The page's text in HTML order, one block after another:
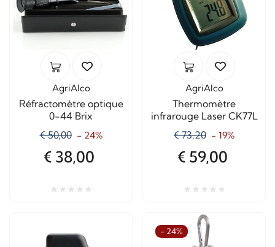
AgriAlco
Réfractomètre optique
0-44 Brix
€ 50,00 - 24%
€ 38,00
AgriAlco
Thermomètre
infrarouge Laser CK77L
€ 73,20 - 19%
€ 59,00
- 24%